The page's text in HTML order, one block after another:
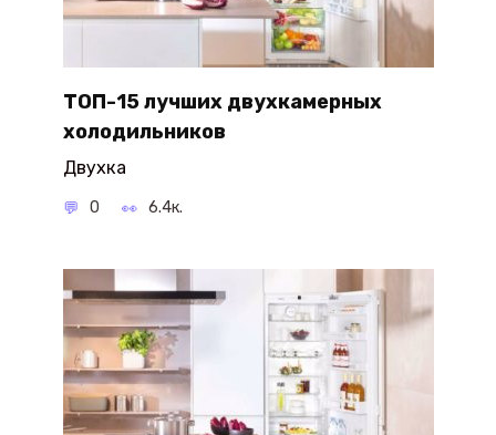
ТОП-15 лучших двухкамерных
холодильников
Двухка
0 6.4к.